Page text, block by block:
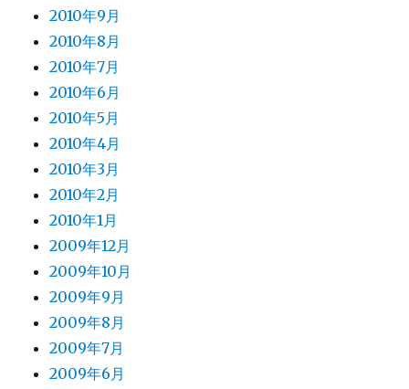
2010年9月
2010年8月
2010年7月
2010年6月
2010年5月
2010年4月
2010年3月
2010年2月
2010年1月
2009年12月
2009年10月
2009年9月
2009年8月
2009年7月
2009年6月